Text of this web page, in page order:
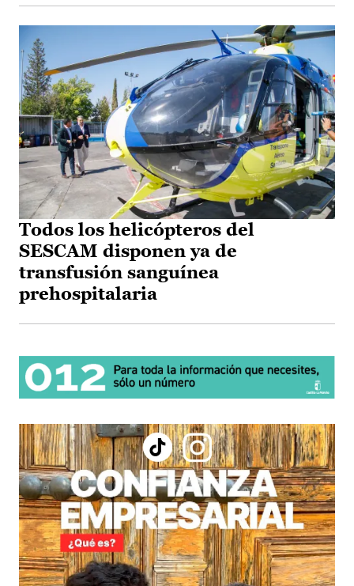
Todos los helicópteros del
SESCAM disponen ya de
transfusión sanguínea
prehospitalaria